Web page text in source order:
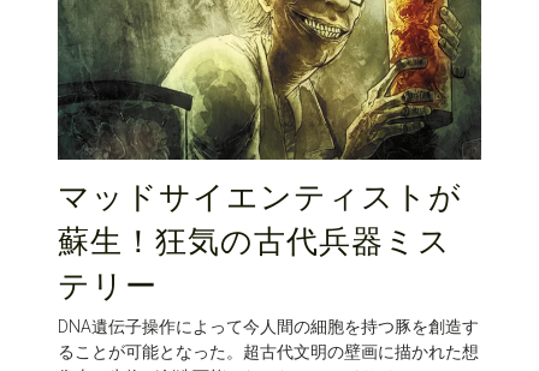
マッドサイエンティストが
蘇生！狂気の古代兵器ミス
テリー
DNA遺伝子操作によって今人間の細胞を持つ豚を創造す
ることが可能となった。超古代文明の壁画に描かれた想